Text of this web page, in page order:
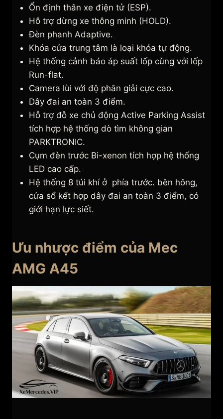
Ổn định thân xe điện tử (ESP).
Hỗ trợ dừng xe thông minh (HOLD).
Đèn phanh Adaptive.
Khóa cửa trung tâm là loại khóa tự động.
Hệ thống cảnh báo áp suất lốp cùng với lốp
Run-flat.
Camera lùi với độ phân giải cực cao.
Dây đai an toàn 3 điểm.
Hỗ trợ đỗ xe chủ động Active Parking Assist
tích hợp hệ thống dò tìm không gian
PARKTRONIC.
Cụm đèn trước Bi-xenon tích hợp hệ thống
LED cao cấp.
Hệ thống 8 túi khí ở phía trước. bên hông,
cửa sổ kết hợp dây đai an toàn 3 điểm, có
giới hạn lực siết.
Ưu nhược điểm của Mec
AMG A45